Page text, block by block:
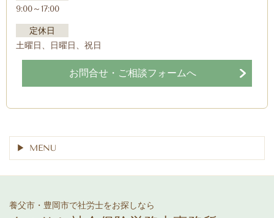
9:00～17:00
定休日
土曜日、日曜日、祝日
お問合せ・ご相談フォームへ
MENU
養父市・豊岡市で社労士をお探しなら